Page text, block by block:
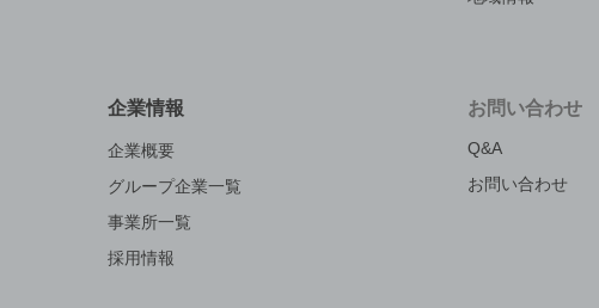
企業情報
企業概要
グループ企業一覧
事業所一覧
採用情報
お問い合わせ
Q&A
お問い合わせ